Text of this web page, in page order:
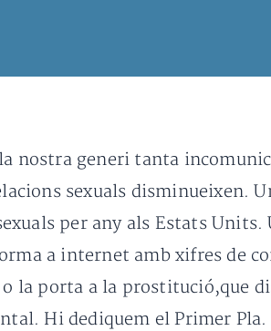
nostra generi tanta
sexuals disminueixen.
per any als Estats Units.
a internet amb xifres de
la porta a la prostitució,que
Hi dediquem el Primer Pla.